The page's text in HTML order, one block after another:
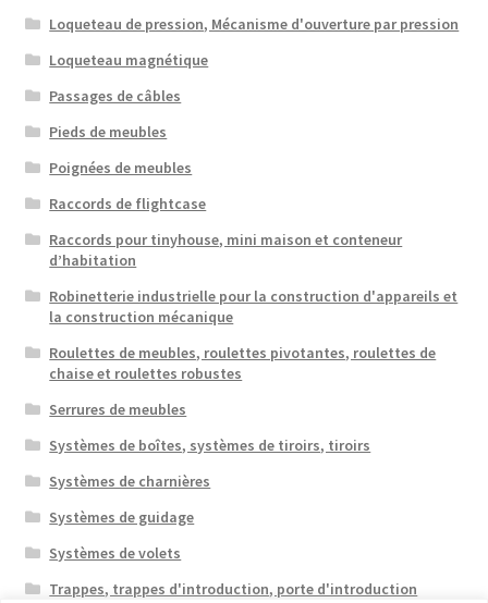
Loqueteau de pression, Mécanisme d'ouverture par pression
Loqueteau magnétique
Passages de câbles
Pieds de meubles
Poignées de meubles
Raccords de flightcase
Raccords pour tinyhouse, mini maison et conteneur
d’habitation
Robinetterie industrielle pour la construction d'appareils et
la construction mécanique
Roulettes de meubles, roulettes pivotantes, roulettes de
chaise et roulettes robustes
Serrures de meubles
Systèmes de boîtes, systèmes de tiroirs, tiroirs
Systèmes de charnières
Systèmes de guidage
Systèmes de volets
Trappes, trappes d'introduction, porte d'introduction